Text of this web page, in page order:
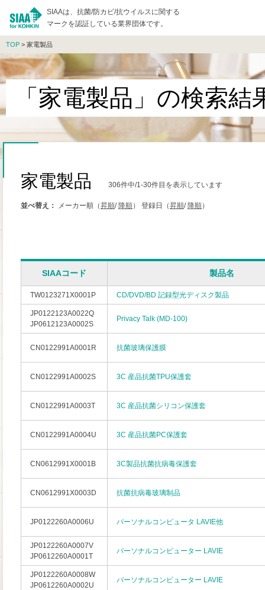
SIAAは、抗菌/防カビ/抗ウイルスに関する
マークを認証している業界団体です。
TOP > 家電製品
「家電製品」の検索結
家電製品 306件中/1-30件目を表示しています
並べ替え： メーカー順（昇順/ 降順） 登録日（昇順/ 降順）
SIAAコード 製品名
TW0123271X0001P CD/DVD/BD 記録型光ディスク製品
JP0122123A0022Q
JP0612123A0002S
Privacy Talk (MD-100)
CN0122991A0001R 抗菌玻璃保護膜
CN0122991A0002S 3C 産品抗菌TPU保護套
CN0122991A0003T 3C 産品抗菌シリコン保護套
CN0122991A0004U 3C 産品抗菌PC保護套
CN0612991X0001B 3C製品抗菌抗病毒保護套
CN0612991X0003D 抗菌抗病毒玻璃制品
JP0122260A0006U パーソナルコンピュータ LAVIE他
JP0122260A0007V
JP0612260A0001T
パーソナルコンピューター LAVIE
JP0122260A0008W
JP0612260A0002U
パーソナルコンピューター LAVIE